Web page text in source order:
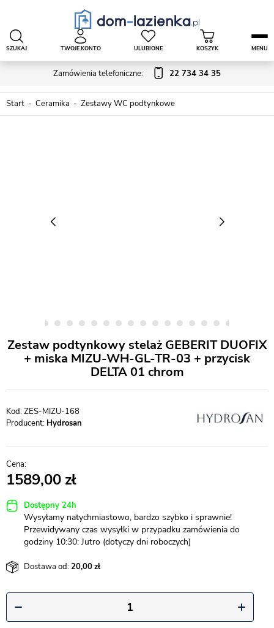
Zamówienia telefoniczne: 22 734 34 35
SZUKAJ TWOJE KONTO ULUBIONE KOSZYK MENU
Start Ceramika Zestawy WC podtynkowe
Zestaw podtynkowy stelaż GEBERIT DUOFIX
+ miska MIZU-WH-GL-TR-03 + przycisk
DELTA 01 chrom
ZES-MIZU-168
Producent: Hydrosan
1589,00
Dostępny 24h
Wysyłamy natychmiastowo, bardzo szybko i sprawnie!
Przewidywany czas wysyłki w przypadku zamówienia do
godziny 10:30: Jutro (dotyczy dni roboczych)
Dostawa od:20,00